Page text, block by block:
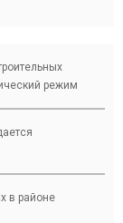
режим
в районе